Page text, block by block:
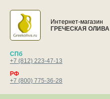
Интернет-магазин
ГРЕЧЕСКАЯ ОЛИВА
СПб
+7 (812) 223-47-13
РФ
+7 (800) 775-36-28